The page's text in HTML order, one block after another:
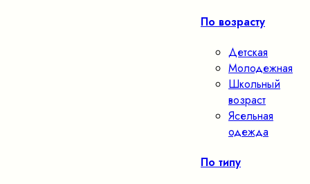
По возрасту
Детская
Молодежная
Школьный
возраст
Ясельная
одежда
По типу